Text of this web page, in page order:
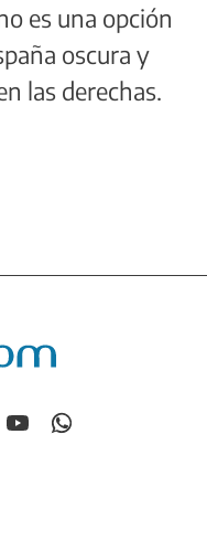
es una opción
oscura y
las derechas.